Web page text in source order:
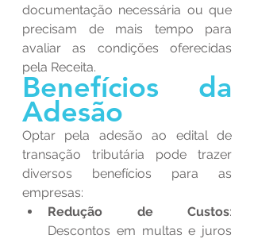
documentação necessária ou que
precisam de mais tempo para
avaliar as condições oferecidas
pela Receita.
Benefícios da
Adesão
Optar pela adesão ao edital de
transação tributária pode trazer
diversos benefícios para as
empresas:
Redução de Custos:
Descontos em multas e juros